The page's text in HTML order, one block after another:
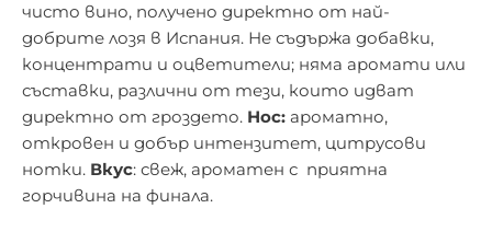
чисто вино, получено директно от най-
добрите лозя в Испания. Не съдържа добавки,
концентрати и оцветители; няма аромати или
съставки, различни от тези, които идват
директно от гроздето. Нос: ароматно,
откровен и добър интензитет, цитрусови
нотки. Вкус: свеж, ароматен с приятна
горчивина на финала.